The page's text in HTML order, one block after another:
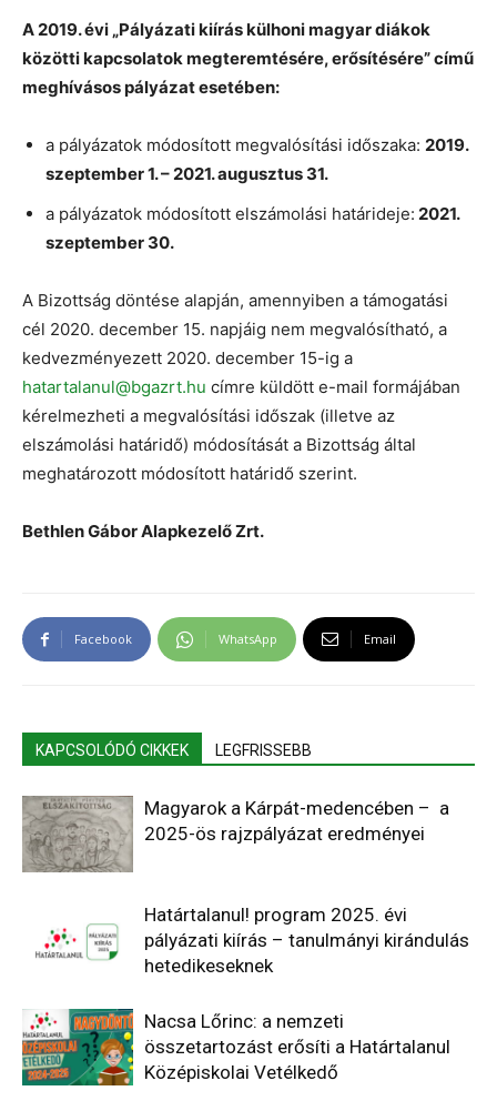
A 2019. évi „Pályázati kiírás külhoni magyar diákok
közötti kapcsolatok megteremtésére, erősítésére” című
meghívásos pályázat esetében:
a pályázatok módosított megvalósítási időszaka: 2019.
szeptember 1. – 2021. augusztus 31.
a pályázatok módosított elszámolási határideje: 2021.
szeptember 30.
A Bizottság döntése alapján, amennyiben a támogatási
cél 2020. december 15. napjáig nem megvalósítható, a
kedvezményezett 2020. december 15-ig a
hatartalanul@bgazrt.hu címre küldött e-mail formájában
kérelmezheti a megvalósítási időszak (illetve az
elszámolási határidő) módosítását a Bizottság által
meghatározott módosított határidő szerint.
Bethlen Gábor Alapkezelő Zrt.
Facebook WhatsApp Email
KAPCSOLÓDÓ CIKKEK LEGFRISSEBB
Magyarok a Kárpát-medencében – a
2025-ös rajzpályázat eredményei
Határtalanul! program 2025. évi
pályázati kiírás – tanulmányi kirándulás
hetedikeseknek
Nacsa Lőrinc: a nemzeti
összetartozást erősíti a Határtalanul
Középiskolai Vetélkedő